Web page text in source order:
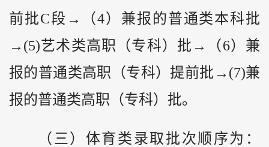
前批C段→（4）兼报的普通类本科批
→(5)艺术类高职（专科）批→（6）兼
报的普通类高职（专科）提前批→(7)兼
报的普通类高职（专科）批。
（三）体育类录取批次顺序为：